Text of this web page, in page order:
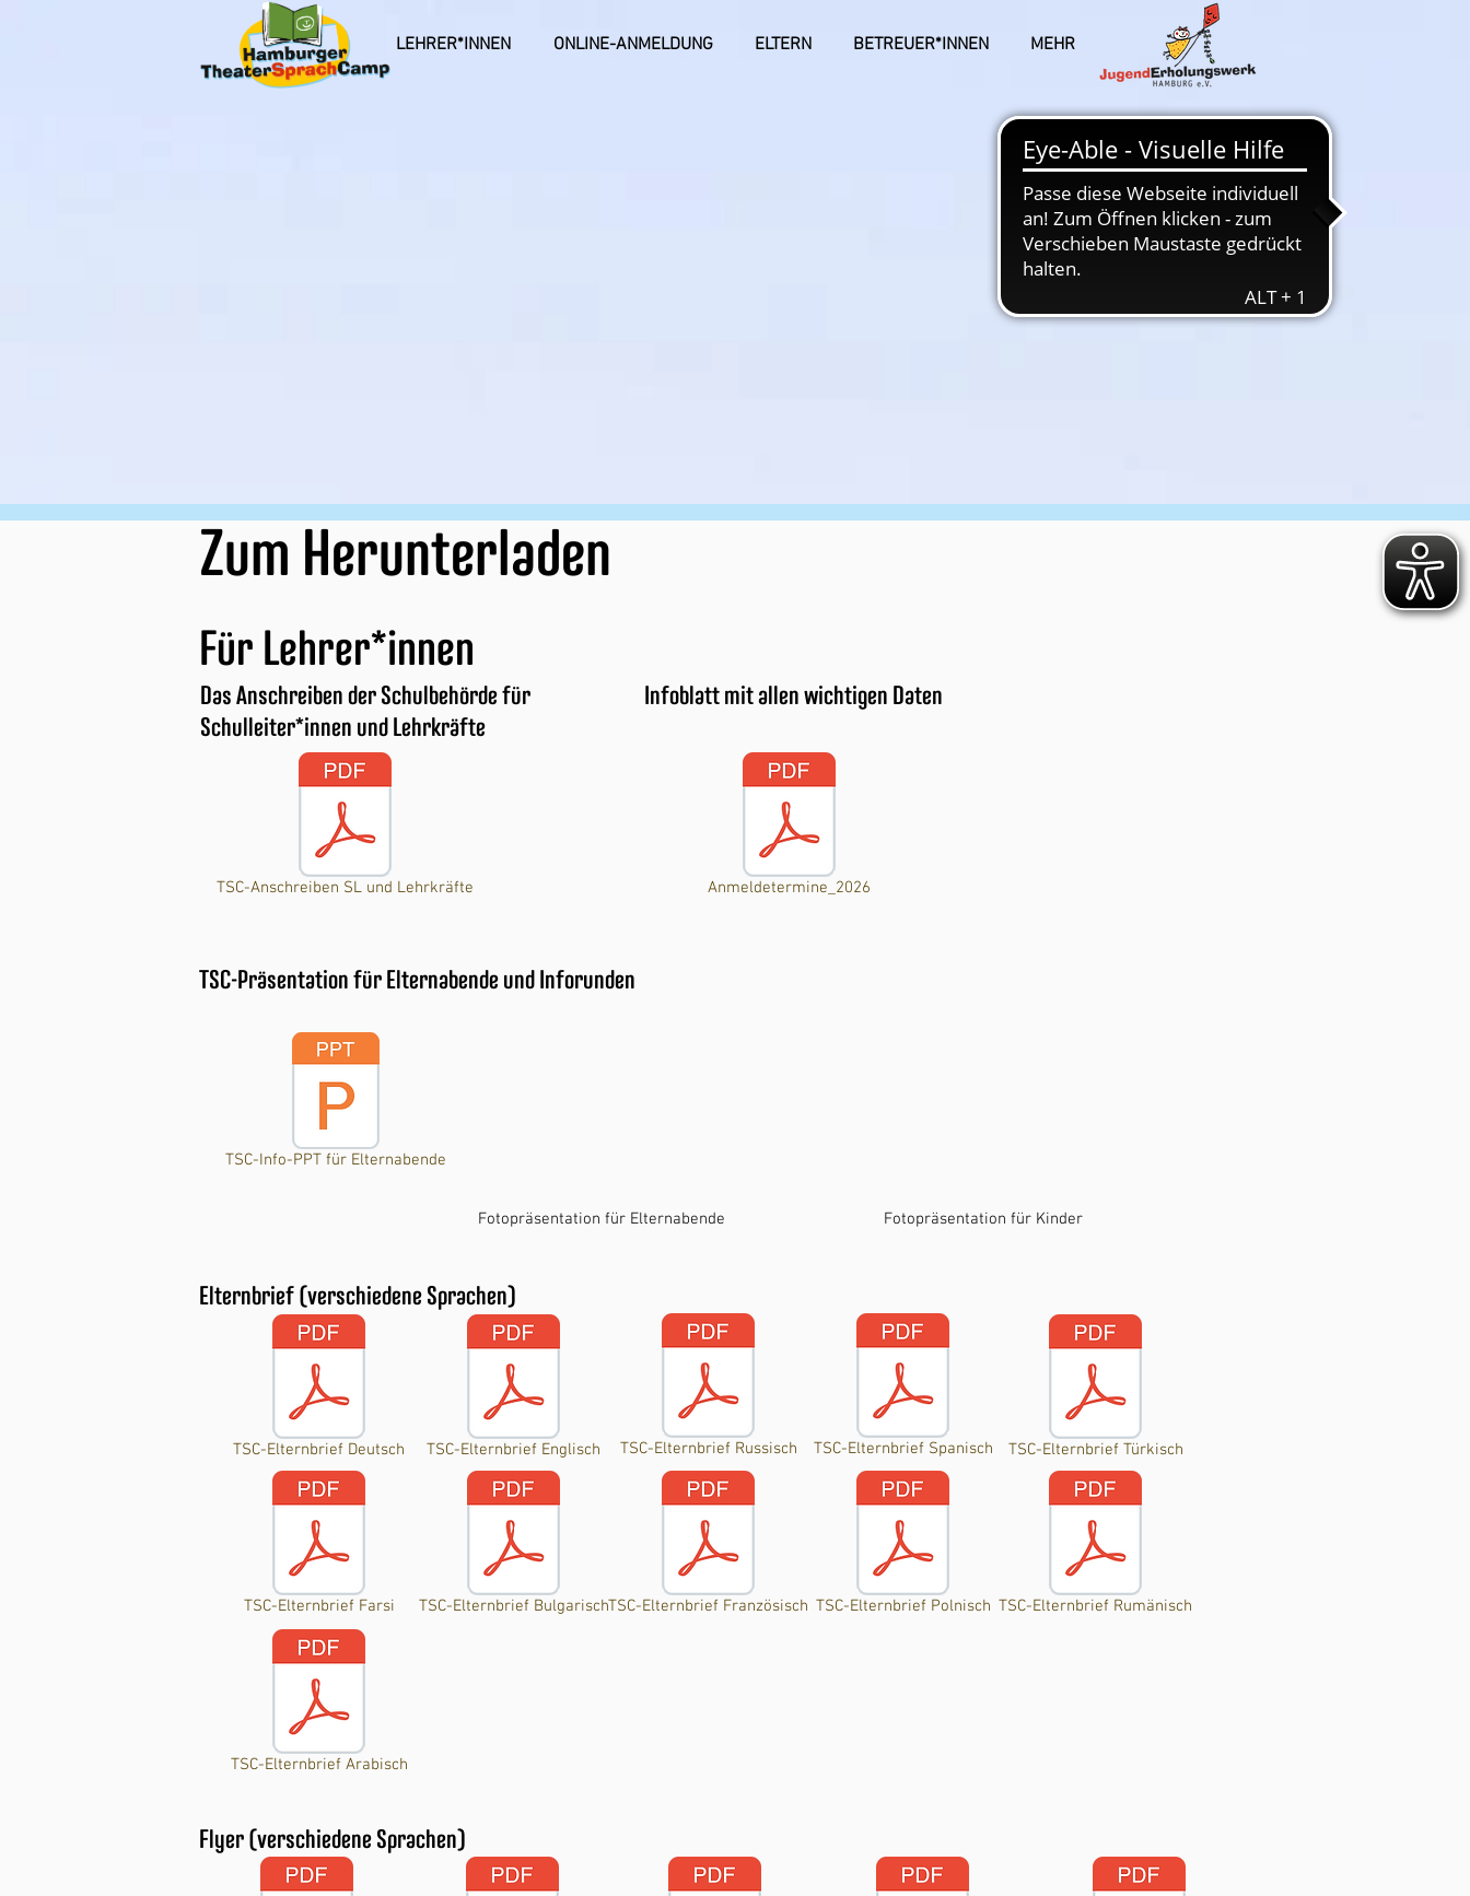
LEHRER*INNEN ONLINE-ANMELDUNG ELTERN BETREUER*INNEN MEHR
Zum Herunterladen
Für Lehrer*innen
Das Anschreiben der Schulbehörde für
Schulleiter*innen und Lehrkräfte
TSC-Anschreiben SL und Lehrkräfte
Infoblatt mit allen wichtigen Daten
Anmeldetermine_2026
TSC-Präsentation für Elternabende und Inforunden
TSC-Info-PPT für Elternabende
Fotopräsentation für Elternabende Fotopräsentation für Kinder
Elternbrief (verschiedene Sprachen)
TSC-Elternbrief Deutsch
TSC-Elternbrief Farsi
TSC-Elternbrief Englisch
TSC-Elternbrief Bulgarisch
TSC-Elternbrief Russisch
TSC-Elternbrief Französisch
TSC-Elternbrief Spanisch
TSC-Elternbrief Polnisch
TSC-Elternbrief Türkisch
TSC-Elternbrief Rumänisch
TSC-Elternbrief Arabisch
Flyer (verschiedene Sprachen)